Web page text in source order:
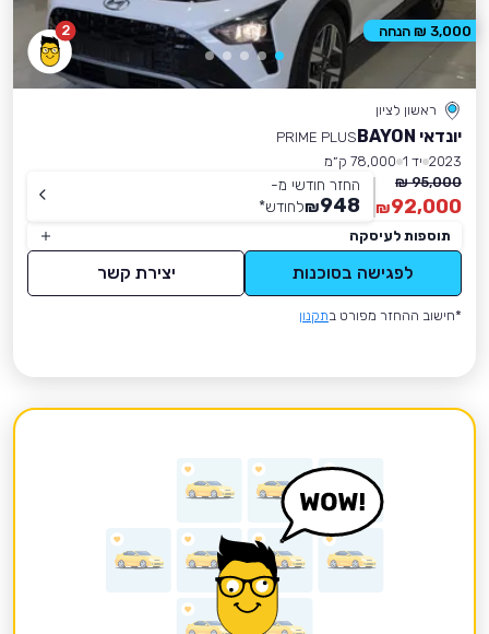
2
ראשון לציון
יונדאי BAYON
PRIME PLUS
2023 יד 1
78,000 ק״מ
95,000 ₪
92,000
₪
החזר חודשי מ-
948
₪לחודש*
תוספות לעיסקה
לפגישה בסוכנות יצירת קשר
*חישוב ההחזר מפורט בתקנון
3,000 ₪ הנחה